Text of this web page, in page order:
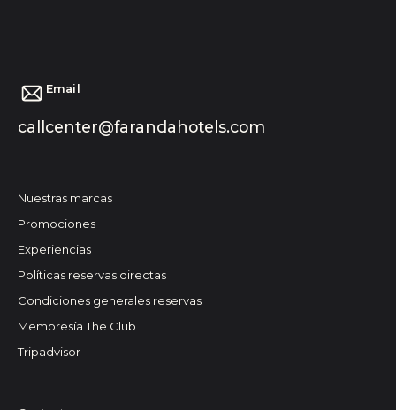
Email
callcenter@farandahotels.com
Nuestras marcas
Promociones
Experiencias
Políticas reservas directas
Condiciones generales reservas
Membresía The Club
Tripadvisor